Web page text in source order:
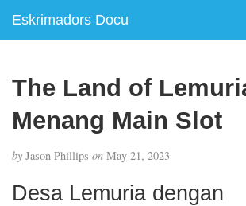
Eskrimadors Docu
The Land of
Menang Main Slot
by Jason Phillips on May 21, 2023
Desa Lemuria dengan